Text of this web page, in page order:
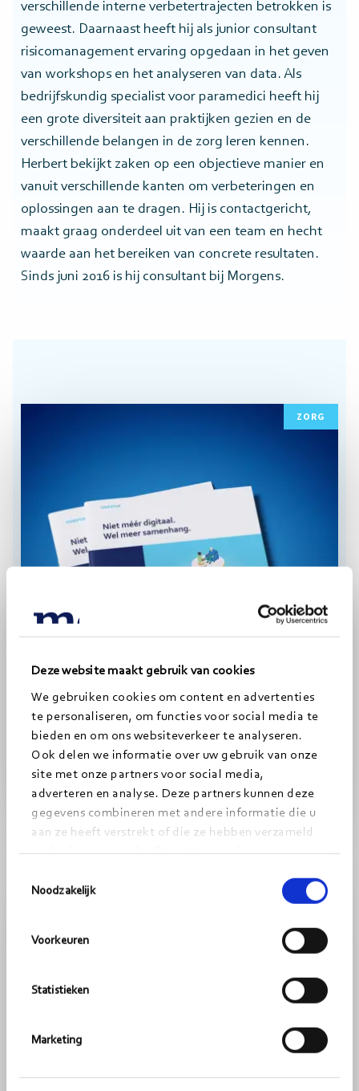
Deze website maakt gebruik van cookies
We gebruiken cookies om content en advertenties
te personaliseren, om functies voor social media te
bieden en om ons websiteverkeer te analyseren.
Ook delen we informatie over uw gebruik van onze
site met onze partners voor social media,
adverteren en analyse. Deze partners kunnen deze
gegevens combineren met andere informatie die u
aan ze heeft verstrekt of die ze hebben verzameld
op basis van uw gebruik van hun services.
Noodzakelijk
Voorkeuren
Statistieken
Marketing
verschillende interne verbetertrajecten betrokken is
geweest. Daarnaast heeft hij als junior consultant
risicomanagement ervaring opgedaan in het geven
van workshops en het analyseren van data. Als
bedrijfskundig specialist voor paramedici heeft hij
een grote diversiteit aan praktijken gezien en de
verschillende belangen in de zorg leren kennen.
Herbert bekijkt zaken op een objectieve manier en
vanuit verschillende kanten om verbeteringen en
oplossingen aan te dragen. Hij is contactgericht,
maakt graag onderdeel uit van een team en hecht
waarde aan het bereiken van concrete resultaten.
Sinds juni 2016 is hij consultant bij Morgens.
ZORG
ONDERZOEK EN PUBLICATIE
Visiestuk: Niet méér digitaal. Wel
meer samenhang.
ZORG
Lees
meer